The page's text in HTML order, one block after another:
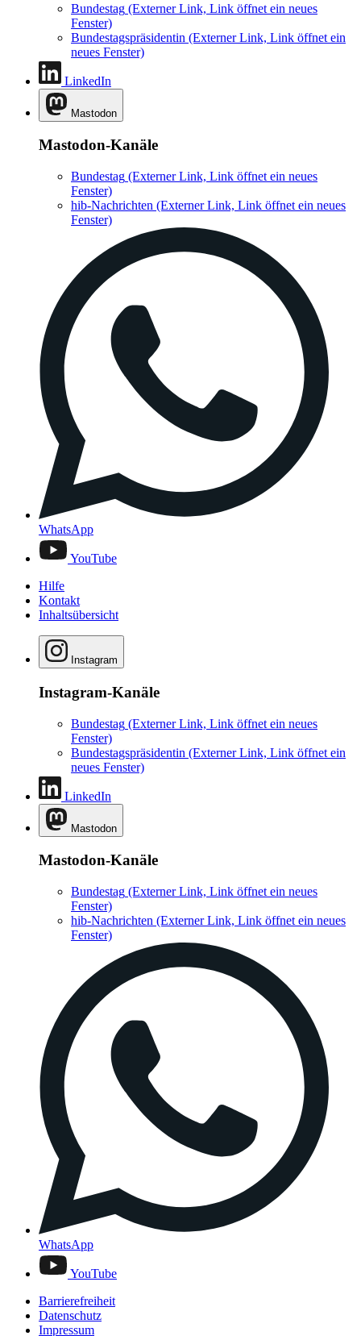
Bundestag (Externer Link, Link öffnet ein neues
Fenster)
Bundestagspräsidentin (Externer Link, Link öffnet ein
neues Fenster)
LinkedIn
Mastodon
Mastodon-Kanäle
Bundestag (Externer Link, Link öffnet ein neues
Fenster)
hib-Nachrichten (Externer Link, Link öffnet ein neues
Fenster)
WhatsApp
YouTube
Hilfe
Kontakt
Inhaltsübersicht
Instagram
Instagram-Kanäle
Bundestag (Externer Link, Link öffnet ein neues
Fenster)
Bundestagspräsidentin (Externer Link, Link öffnet ein
neues Fenster)
LinkedIn
Mastodon
Mastodon-Kanäle
Bundestag (Externer Link, Link öffnet ein neues
Fenster)
hib-Nachrichten (Externer Link, Link öffnet ein neues
Fenster)
WhatsApp
YouTube
Barrierefreiheit
Datenschutz
Impressum